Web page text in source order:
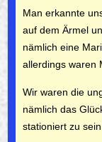
Man erkannte
auf dem Ärmel
nämlich eine
allerdings waren
Wir waren die
nämlich das
stationiert zu